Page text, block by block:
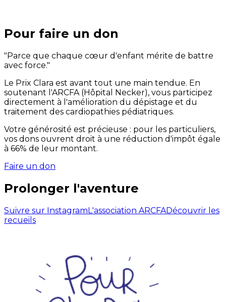
Pour faire un don
"Parce que chaque cœur d'enfant mérite de battre
avec force."
Le Prix Clara est avant tout une main tendue. En
soutenant l'ARCFA (Hôpital Necker), vous participez
directement à l'amélioration du dépistage et du
traitement des cardiopathies pédiatriques.
Votre générosité est précieuse : pour les particuliers,
vos dons ouvrent droit à une réduction d'impôt égale
à 66% de leur montant.
Faire un don
Prolonger l'aventure
Suivre sur InstagramL'association ARCFADécouvrir les
recueils